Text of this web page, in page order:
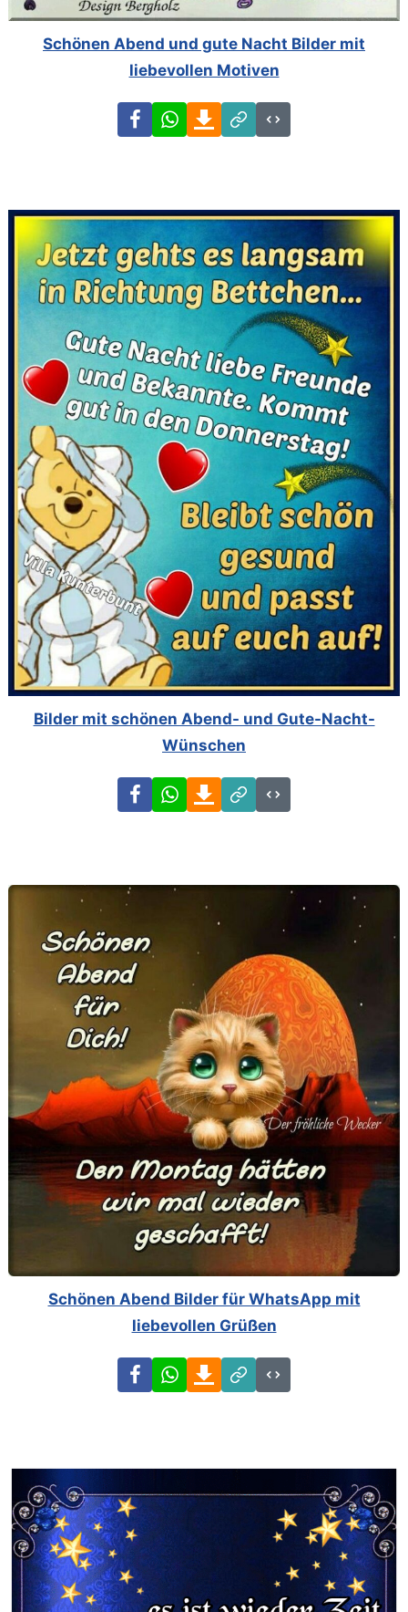
Schönen Abend und gute Nacht Bilder mit
liebevollen Motiven
FacebookWhatsAppDownload
Link
Code
Bilder mit schönen Abend- und Gute-Nacht-
Wünschen
FacebookWhatsAppDownload
Link
Code
Schönen Abend Bilder für WhatsApp mit
liebevollen Grüßen
FacebookWhatsAppDownload
Link
Code